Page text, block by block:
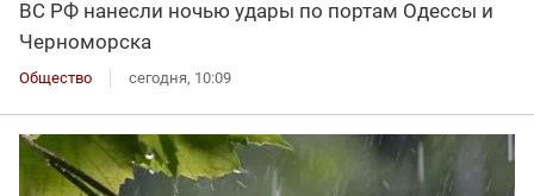
ВС РФ нанесли ночью удары по портам Одессы и
Черноморска
Общество сегодня, 10:09